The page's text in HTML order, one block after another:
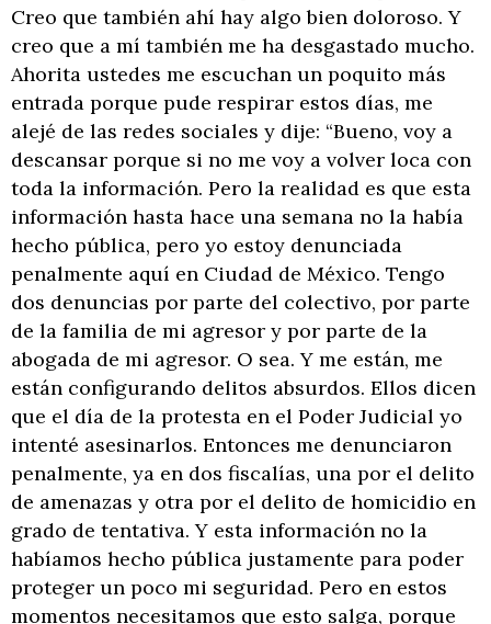
Creo que también ahí hay algo bien doloroso. Y
creo que a mí también me ha desgastado mucho.
Ahorita ustedes me escuchan un poquito más
entrada porque pude respirar estos días, me
alejé de las redes sociales y dije: “Bueno, voy a
descansar porque si no me voy a volver loca con
toda la información. Pero la realidad es que esta
información hasta hace una semana no la había
hecho pública, pero yo estoy denunciada
penalmente aquí en Ciudad de México. Tengo
dos denuncias por parte del colectivo, por parte
de la familia de mi agresor y por parte de la
abogada de mi agresor. O sea. Y me están, me
están configurando delitos absurdos. Ellos dicen
que el día de la protesta en el Poder Judicial yo
intenté asesinarlos. Entonces me denunciaron
penalmente, ya en dos fiscalías, una por el delito
de amenazas y otra por el delito de homicidio en
grado de tentativa. Y esta información no la
habíamos hecho pública justamente para poder
proteger un poco mi seguridad. Pero en estos
momentos necesitamos que esto salga, porque